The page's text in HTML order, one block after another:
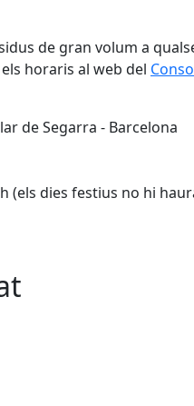
de gran volum a
horaris al web del
de Segarra - Barcelona
(els dies festius no hi